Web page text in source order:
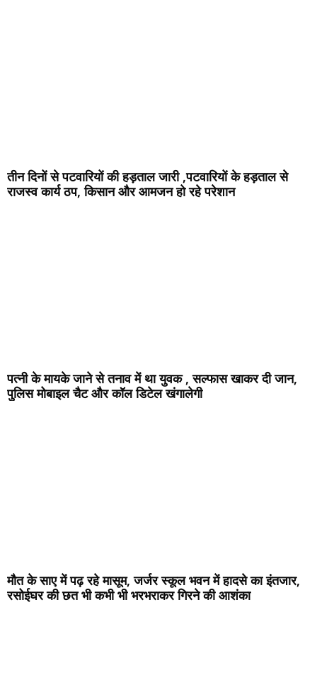
तीन दिनों से पटवारियों की हड़ताल जारी ,पटवारियों के हड़ताल से
राजस्व कार्य ठप, किसान और आमजन हो रहे परेशान
पत्नी के मायके जाने से तनाव में था युवक , सल्फास खाकर दी जान,
पुलिस मोबाइल चैट और कॉल डिटेल खंगालेगी
मौत के साए में पढ़ रहे मासूम, जर्जर स्कूल भवन में हादसे का इंतजार,
रसोईघर की छत भी कभी भी भरभराकर गिरने की आशंका